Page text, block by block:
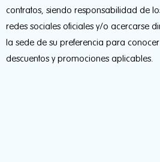
contratos, siendo responsabilidad de
redes sociales oficiales y/o acercarse
la sede de su preferencia para
descuentos y promociones aplicables.